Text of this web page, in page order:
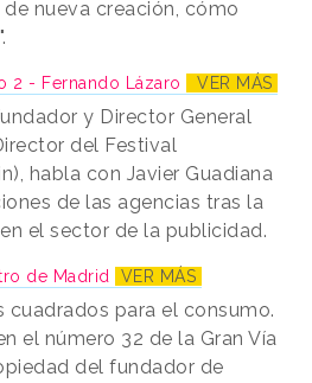
nueva creación, cómo
2 - Fernando Lázaro VER MÁS
y Director General
del Festival
habla con Javier Guadiana
de las agencias tras la
el sector de la publicidad.
de Madrid VER MÁS
cuadrados para el consumo.
el número 32 de la Gran Vía
del fundador de